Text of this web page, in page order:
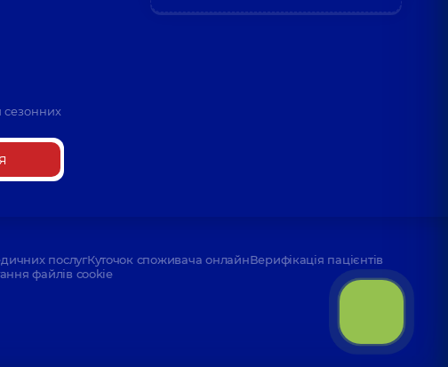
сезонних
послугКуточок споживача онлайнВерифікація пацієнтів
файлів cookie